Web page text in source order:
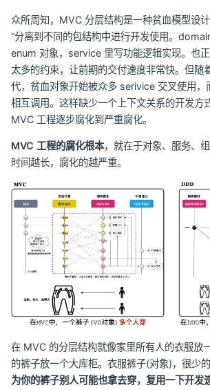
众所周知，MVC 分层结构是一种贫血模型设计
“分离到不同的包结构中进行开发使用。
enum 对象，service 里写功能逻辑实现。也
太多的约束，让前期的交付速度非常快。但随
代，贫血对象开始被众多 serivice 交叉使用
相互调用。这样缺少一个上下文关系的开发方
MVC 工程逐步腐化到严重腐化。
MVC 工程的腐化根本，就在于对象、服务、
时间越长，腐化的越严重。
在 MVC 的分层结构就像家里所有人的衣服放
的裤子放一个大库柜。衣服裤子(对象)，很少
为你的裤子别人可能也拿去穿，复用一下开发